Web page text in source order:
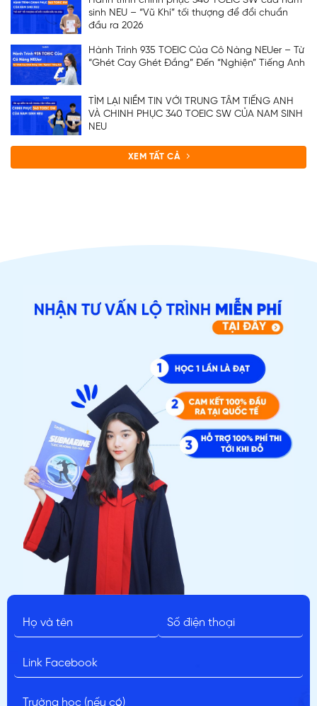
sinh NEU – “Vũ Khí” tối thượng để đổi chuẩn
đầu ra 2026
Hành Trình 935 TOEIC Của Cô Nàng NEUer – Từ
“Ghét Cay Ghét Đắng” Đến “Nghiện” Tiếng Anh
TÌM LẠI NIỀM TIN VỚI TRUNG TÂM TIẾNG ANH
VÀ CHINH PHỤC 340 TOEIC SW CỦA NAM SINH
NEU
XEM TẤT CẢ
ĐĂNG KÝ TƯ VẤN